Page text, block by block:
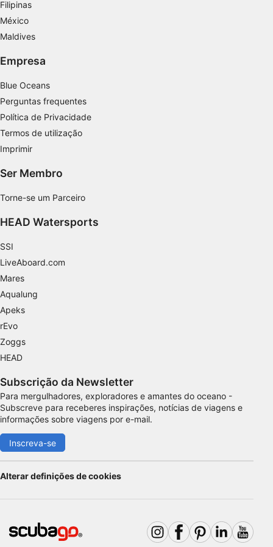
Filipinas
México
Maldives
Empresa
Blue Oceans
Perguntas frequentes
Política de Privacidade
Termos de utilização
Imprimir
Ser Membro
Torne-se um Parceiro
HEAD Watersports
SSI
LiveAboard.com
Mares
Aqualung
Apeks
rEvo
Zoggs
HEAD
Subscrição da Newsletter
Para mergulhadores, exploradores e amantes do oceano -
Subscreve para receberes inspirações, notícias de viagens e
informações sobre viagens por e-mail.
Inscreva-se
Alterar definições de cookies
Desenvolver e melhorar os serviços
Usar dados limitados para selecionar
conteúdo
Recursos especiais do IAB:
Usar dados exatos de geolocalização
Identificar dispositivos com base nas
informações solicitadas ativamente
Finalidades de processamento não IAB:
Necessário
Desempenho